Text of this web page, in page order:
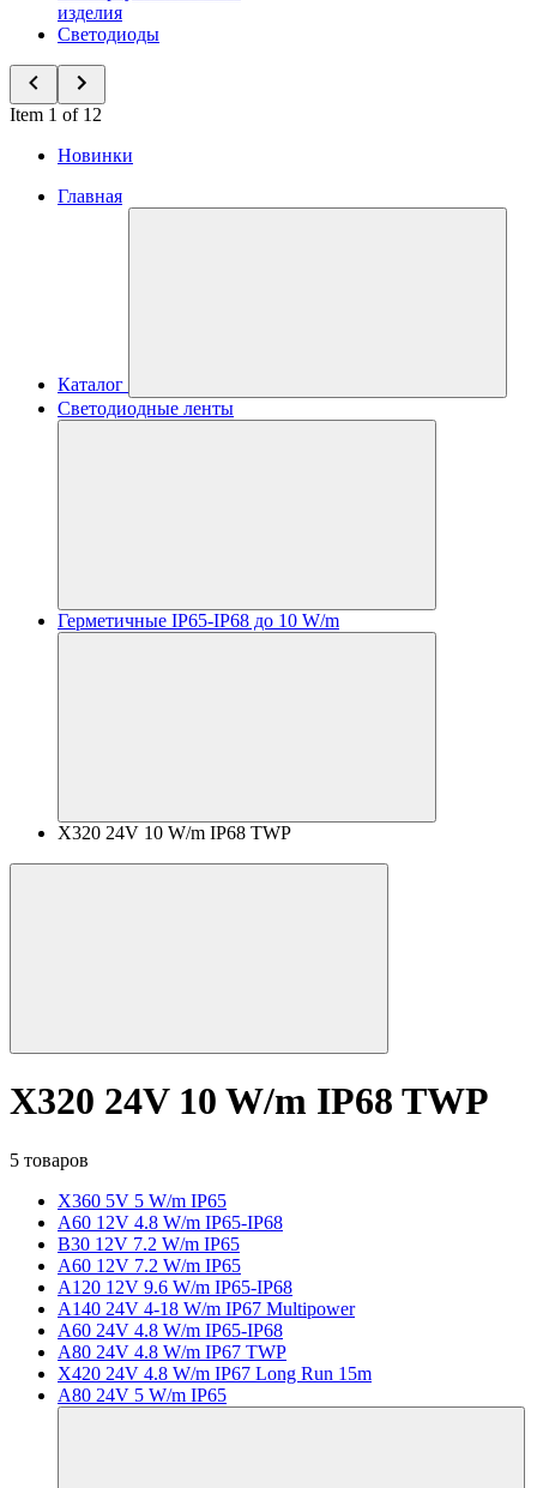
изделия
Светодиоды
Item 1 of 12
Новинки
Главная
Каталог
Светодиодные ленты
Герметичные IP65-IP68 до 10 W/m
X320 24V 10 W/m IP68 TWP
X320 24V 10 W/m IP68 TWP
5 товаров
X360 5V 5 W/m IP65
A60 12V 4.8 W/m IP65-IP68
B30 12V 7.2 W/m IP65
A60 12V 7.2 W/m IP65
A120 12V 9.6 W/m IP65-IP68
A140 24V 4-18 W/m IP67 Multipower
A60 24V 4.8 W/m IP65-IP68
A80 24V 4.8 W/m IP67 TWP
X420 24V 4.8 W/m IP67 Long Run 15m
A80 24V 5 W/m IP65